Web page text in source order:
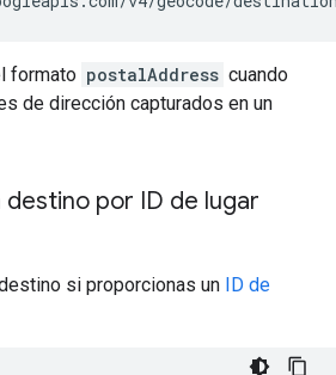
formato postalAddress cuando
de dirección capturados en un
por ID de lugar
si proporcionas un ID de